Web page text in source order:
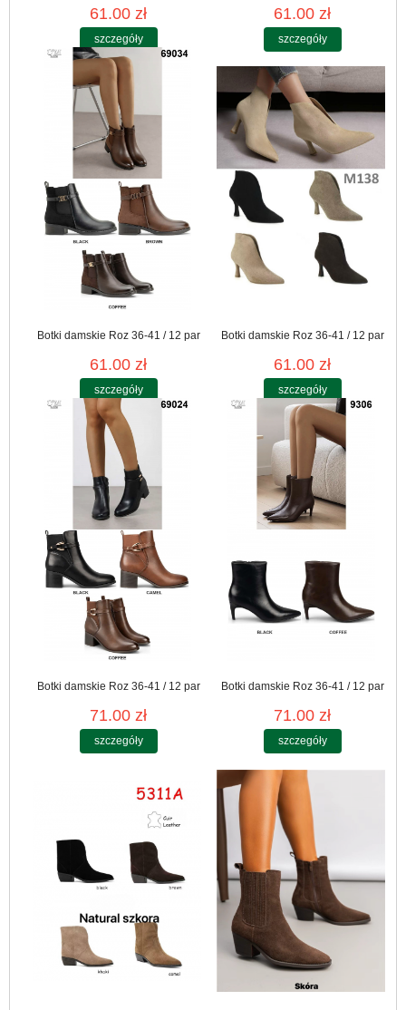
61.00 zł
szczegóły
61.00 zł
szczegóły
Botki damskie Roz 36-41 / 12 par
61.00 zł
szczegóły
Botki damskie Roz 36-41 / 12 par
61.00 zł
szczegóły
Botki damskie Roz 36-41 / 12 par
71.00 zł
szczegóły
Botki damskie Roz 36-41 / 12 par
71.00 zł
szczegóły